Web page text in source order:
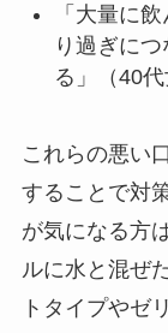
「大量に
り過ぎに
る」（40代
これらの悪い
することで対
が気になる方
ルに水と混ぜ
トタイプやゼ